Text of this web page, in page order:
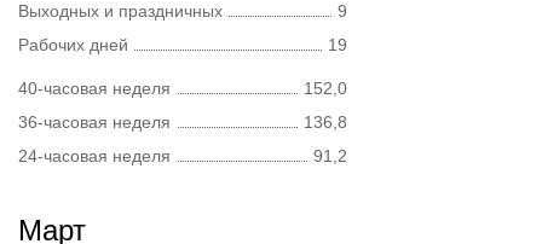
Выходных и праздничных
9
Рабочих дней
19
40-часовая неделя
152,0
36-часовая неделя
136,8
24-часовая неделя
91,2
Март